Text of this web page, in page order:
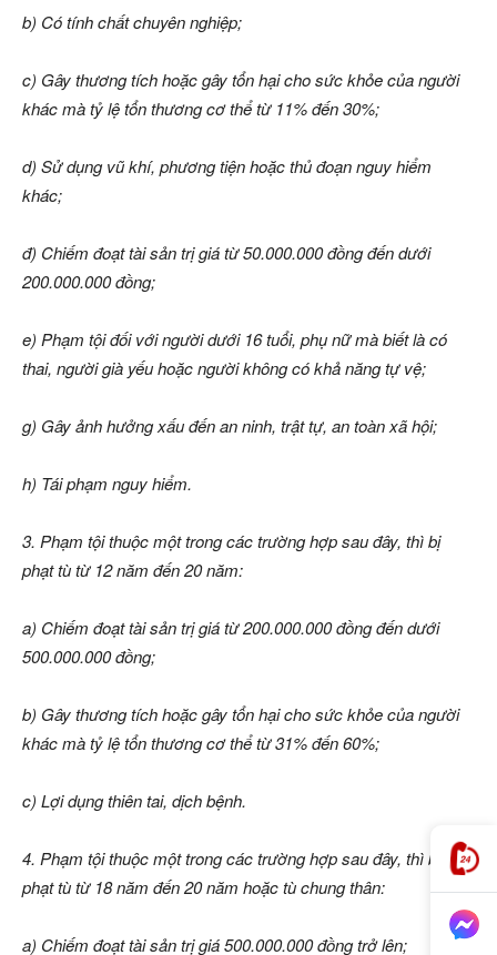
b) Có tính chất chuyên nghiệp;
c) Gây thương tích hoặc gây tổn hại cho sức khỏe của người
khác mà tỷ lệ tổn thương cơ thể từ 11% đến 30%;
d) Sử dụng vũ khí, phương tiện hoặc thủ đoạn nguy hiểm
khác;
đ) Chiếm đoạt tài sản trị giá từ 50.000.000 đồng đến dưới
200.000.000 đồng;
e) Phạm tội đối với người dưới 16 tuổi, phụ nữ mà biết là có
thai, người già yếu hoặc người không có khả năng tự vệ;
g) Gây ảnh hưởng xấu đến an ninh, trật tự, an toàn xã hội;
h) Tái phạm nguy hiểm.
3. Phạm tội thuộc một trong các trường hợp sau đây, thì bị
phạt tù từ 12 năm đến 20 năm:
a) Chiếm đoạt tài sản trị giá từ 200.000.000 đồng đến dưới
500.000.000 đồng;
b) Gây thương tích hoặc gây tổn hại cho sức khỏe của người
khác mà tỷ lệ tổn thương cơ thể từ 31% đến 60%;
c) Lợi dụng thiên tai, dịch bệnh.
4. Phạm tội thuộc một trong các trường hợp sau đây, thì bị
phạt tù từ 18 năm đến 20 năm hoặc tù chung thân:
a) Chiếm đoạt tài sản trị giá 500.000.000 đồng trở lên;